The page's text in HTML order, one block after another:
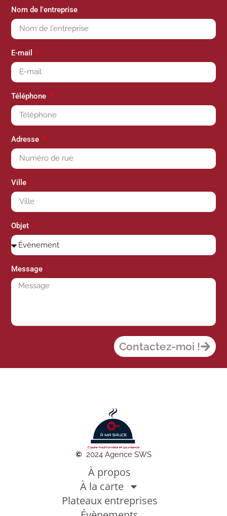
Nom de l'entreprise
E-mail
Téléphone
Adresse
Ville
Objet
Message
Contactez-moi !
À propos
À la carte
Plateaux entreprises
© 2024 Agence SWS